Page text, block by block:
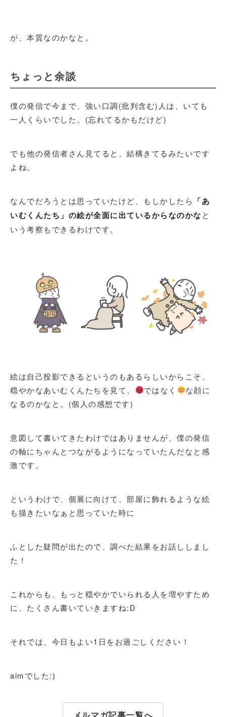
が、本質なのかなと。
ちょっと余談
僕の発信で今まで、強い口調(批判含む)人は、いても
一人くらいでした。(忘れてるかもだけど)
でも他の発信者さん見てると、結構きてるみたいです
よね。
なんでだろうとは思っていたけど、もしかしたら 「あ
いむくんたち」の絵が全面に出ているからなのかなと
いう考察もできるわけです。
絵は自己投影できるというのもあるらしいからこそ、
穏やかなあいむくんたちを見て、
ではなく
な顔に
なるのかなと。(個人の感想です)
意図して書いてきたわけではありませんが、僕の発信
の軸にちゃんとつながるようになっていたんだなと感
激です。
というわけで、個展に向けて、部屋に飾れるような絵
も描きたいなぁと思っていた時に
ふとした疑問が出たので、調べた結果をお話ししまし
た！
これからも、もっと穏やかでいられる人を増やすため
に、たくさん書いていきますね:D
それでは、今日もよい1日をお過ごしください！
aimでした:)
メルマガ記事一覧へ